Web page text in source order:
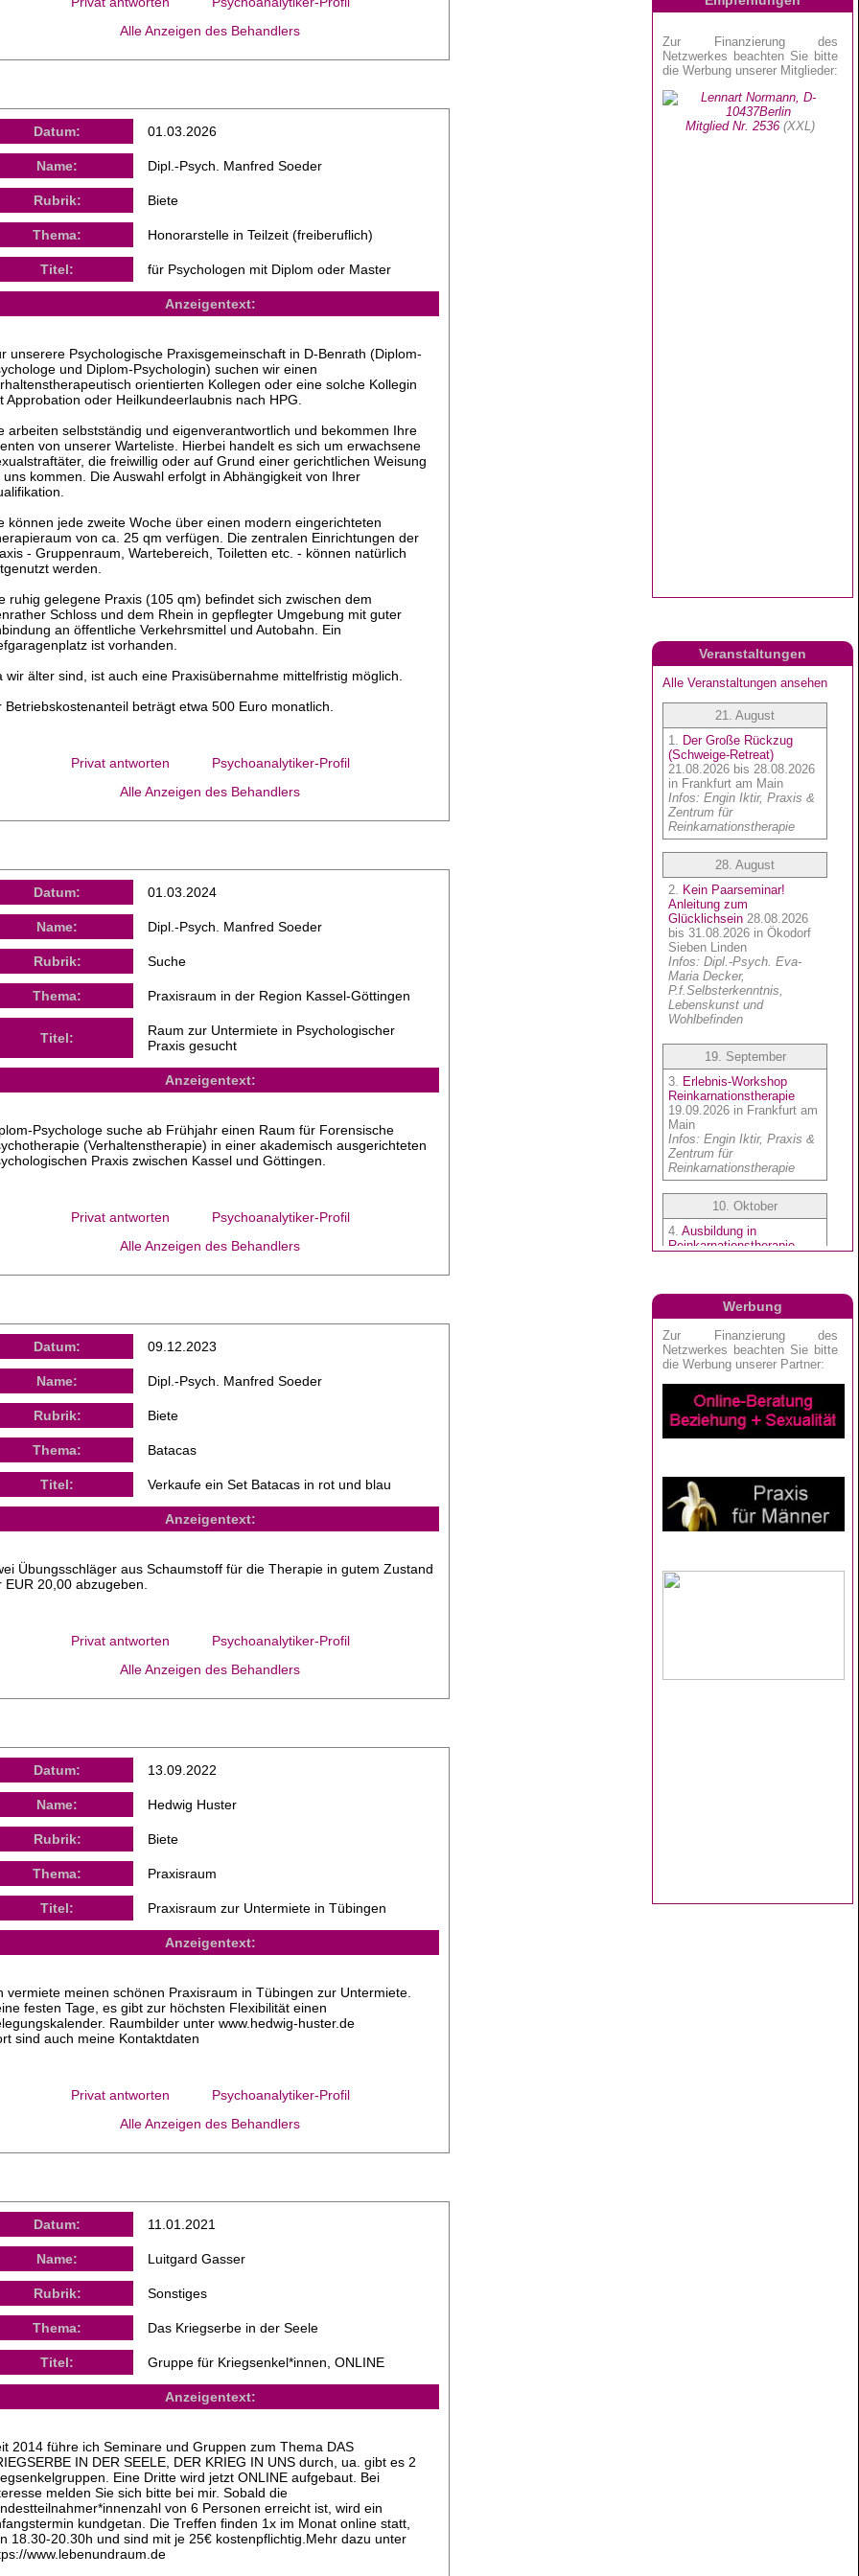
Alle Anzeigen des Behandlers
Datum: 01.03.2026
Name: Dipl.-Psych. Manfred Soeder
Rubrik: Biete
Thema: Honorarstelle in Teilzeit (freiberuflich)
Titel: für Psychologen mit Diplom oder Master
Anzeigentext:
unserere Psychologische Praxisgemeinschaft in D-Benrath (Diplom-
und Diplom-Psychologin) suchen wir einen
orientierten Kollegen oder eine solche Kollegin
Approbation oder Heilkundeerlaubnis nach HPG.
arbeiten selbstständig und eigenverantwortlich und bekommen Ihre
von unserer Warteliste. Hierbei handelt es sich um erwachsene
die freiwillig oder auf Grund einer gerichtlichen Weisung
uns kommen. Die Auswahl erfolgt in Abhängigkeit von Ihrer
können jede zweite Woche über einen modern eingerichteten
von ca. 25 qm verfügen. Die zentralen Einrichtungen der
- Gruppenraum, Wartebereich, Toiletten etc. - können natürlich
werden.
ruhig gelegene Praxis (105 qm) befindet sich zwischen dem
Schloss und dem Rhein in gepflegter Umgebung mit guter
an öffentliche Verkehrsmittel und Autobahn. Ein
ist vorhanden.
wir älter sind, ist auch eine Praxisübernahme mittelfristig möglich.
Betriebskostenanteil beträgt etwa 500 Euro monatlich.
Privat antworten
Psychoanalytiker-Profil
Alle Anzeigen des Behandlers
Datum: 01.03.2024
Name: Dipl.-Psych. Manfred Soeder
Rubrik: Suche
Thema: Praxisraum in der Region Kassel-Göttingen
Titel:
Raum zur Untermiete in Psychologischer
Praxis gesucht
Anzeigentext:
Psychologe suche ab Frühjahr einen Raum für Forensische
(Verhaltenstherapie) in einer akademisch ausgerichteten
Praxis zwischen Kassel und Göttingen.
Privat antworten
Psychoanalytiker-Profil
Alle Anzeigen des Behandlers
Datum: 09.12.2023
Name: Dipl.-Psych. Manfred Soeder
Rubrik: Biete
Thema: Batacas
Titel: Verkaufe ein Set Batacas in rot und blau
Anzeigentext:
Übungsschläger aus Schaumstoff für die Therapie in gutem Zustand
EUR 20,00 abzugeben.
Privat antworten
Psychoanalytiker-Profil
Alle Anzeigen des Behandlers
Datum: 13.09.2022
Name: Hedwig Huster
Rubrik: Biete
Thema: Praxisraum
Titel: Praxisraum zur Untermiete in Tübingen
Anzeigentext:
vermiete meinen schönen Praxisraum in Tübingen zur Untermiete.
festen Tage, es gibt zur höchsten Flexibilität einen
Raumbilder unter www.hedwig-huster.de
sind auch meine Kontaktdaten
Privat antworten
Psychoanalytiker-Profil
Alle Anzeigen des Behandlers
Datum: 11.01.2021
Name: Luitgard Gasser
Rubrik: Sonstiges
Thema: Das Kriegserbe in der Seele
Titel: Gruppe für Kriegsenkel*innen, ONLINE
Anzeigentext:
2014 führe ich Seminare und Gruppen zum Thema DAS
IN DER SEELE, DER KRIEG IN UNS durch, ua. gibt es 2
Eine Dritte wird jetzt ONLINE aufgebaut. Bei
melden Sie sich bitte bei mir. Sobald die
von 6 Personen erreicht ist, wird ein
kundgetan. Die Treffen finden 1x im Monat online statt,
18.30-20.30h und sind mit je 25€ kostenpflichtig.Mehr dazu unter
www.lebenundraum.de
Veranstaltungen
Werbung